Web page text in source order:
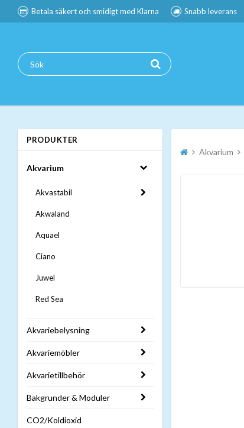
Betala säkert och smidigt med Klarna Snabb leverans
PRODUKTER
Akvarium
Akvastabil
Akwaland
Aquael
Ciano
Juwel
Red Sea
Akvariebelysning
Akvariemöbler
Akvarietillbehör
Bakgrunder & Moduler
CO2/Koldioxid
Akvarium